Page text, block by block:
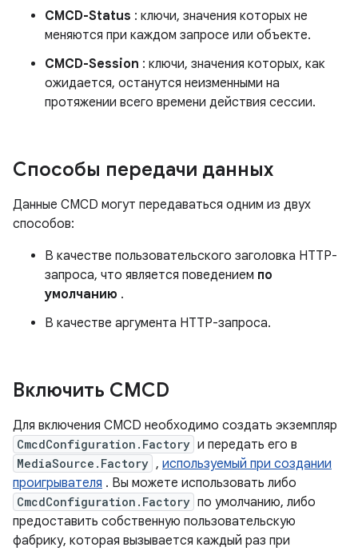
CMCD-Status : ключи, значения которых не
меняются при каждом запросе или объекте.
CMCD-Session : ключи, значения которых, как
ожидается, останутся неизменными на
протяжении всего времени действия сессии.
Способы передачи данных
Данные CMCD могут передаваться одним из двух
способов:
В качестве пользовательского заголовка HTTP-
запроса, что является поведением по
умолчанию .
В качестве аргумента HTTP-запроса.
Включить CMCD
Для включения CMCD необходимо создать экземпляр
CmcdConfiguration.Factory и передать его в
MediaSource.Factory , используемый при создании
проигрывателя . Вы можете использовать либо
CmcdConfiguration.Factory по умолчанию, либо
предоставить собственную пользовательскую
фабрику, которая вызывается каждый раз при